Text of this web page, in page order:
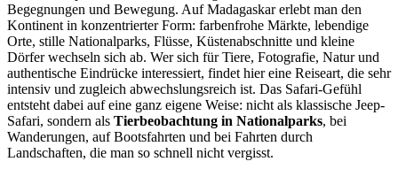
Begegnungen und Bewegung. Auf Madagaskar erlebt man den
Kontinent in konzentrierter Form: farbenfrohe Märkte, lebendige
Orte, stille Nationalparks, Flüsse, Küstenabschnitte und kleine
Dörfer wechseln sich ab. Wer sich für Tiere, Fotografie, Natur und
authentische Eindrücke interessiert, findet hier eine Reiseart, die sehr
intensiv und zugleich abwechslungsreich ist. Das Safari-Gefühl
entsteht dabei auf eine ganz eigene Weise: nicht als klassische Jeep-
Safari, sondern als Tierbeobachtung in Nationalparks, bei
Wanderungen, auf Bootsfahrten und bei Fahrten durch
Landschaften, die man so schnell nicht vergisst.